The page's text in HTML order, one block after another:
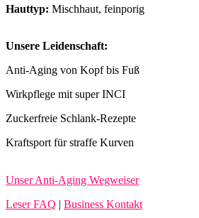
Hauttyp: Mischhaut, feinporig
Unsere Leidenschaft:
Anti-Aging von Kopf bis Fuß
Wirkpflege mit super INCI
Zuckerfreie Schlank-Rezepte
Kraftsport für straffe Kurven
Unser Anti-Aging Wegweiser
Leser FAQ | Business Kontakt